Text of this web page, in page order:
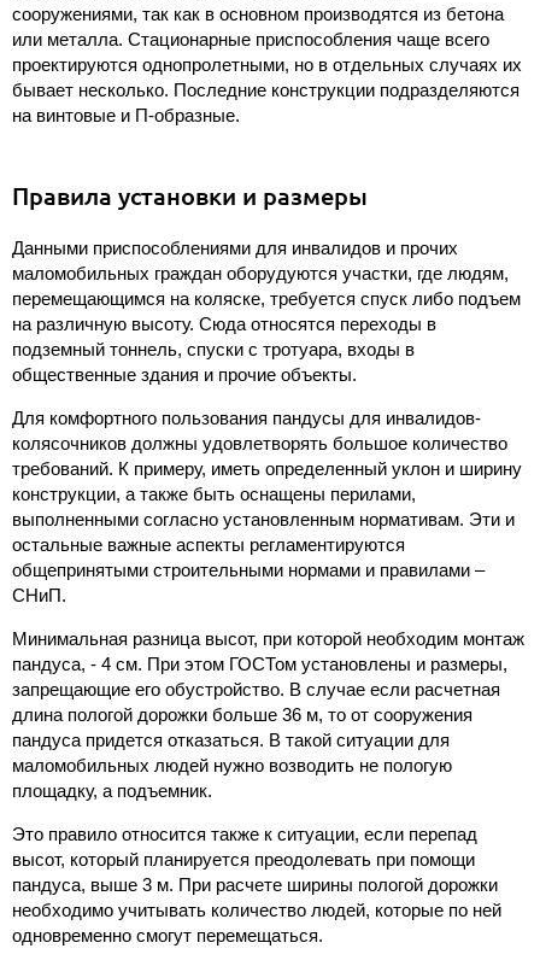
сооружениями, так как в основном производятся из бетона
или металла. Стационарные приспособления чаще всего
проектируются однопролетными, но в отдельных случаях их
бывает несколько. Последние конструкции подразделяются
на винтовые и П-образные.
Правила установки и размеры
Данными приспособлениями для инвалидов и прочих
маломобильных граждан оборудуются участки, где людям,
перемещающимся на коляске, требуется спуск либо подъем
на различную высоту. Сюда относятся переходы в
подземный тоннель, спуски с тротуара, входы в
общественные здания и прочие объекты.
Для комфортного пользования пандусы для инвалидов-
колясочников должны удовлетворять большое количество
требований. К примеру, иметь определенный уклон и ширину
конструкции, а также быть оснащены перилами,
выполненными согласно установленным нормативам. Эти и
остальные важные аспекты регламентируются
общепринятыми строительными нормами и правилами –
СНиП.
Минимальная разница высот, при которой необходим монтаж
пандуса, - 4 см. При этом ГОСТом установлены и размеры,
запрещающие его обустройство. В случае если расчетная
длина пологой дорожки больше 36 м, то от сооружения
пандуса придется отказаться. В такой ситуации для
маломобильных людей нужно возводить не пологую
площадку, а подъемник.
Это правило относится также к ситуации, если перепад
высот, который планируется преодолевать при помощи
пандуса, выше 3 м. При расчете ширины пологой дорожки
необходимо учитывать количество людей, которые по ней
одновременно смогут перемещаться.